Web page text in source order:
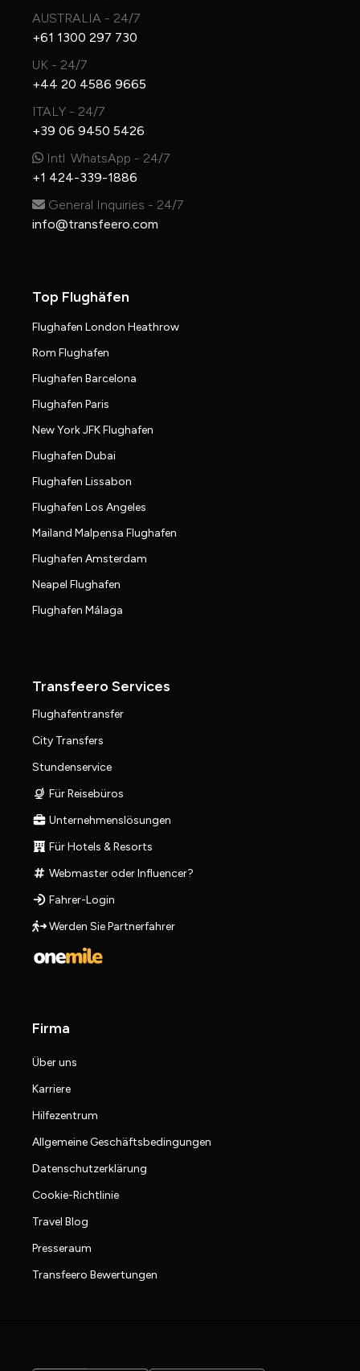
AUSTRALIA - 24/7
+61 1300 297 730
UK - 24/7
+44 20 4586 9665
ITALY - 24/7
+39 06 9450 5426
Intl. WhatsApp - 24/7
+1 424-339-1886
General Inquiries - 24/7
info@transfeero.com
Top Flughäfen
Flughafen London Heathrow
Rom Flughafen
Flughafen Barcelona
Flughafen Paris
New York JFK Flughafen
Flughafen Dubai
Flughafen Lissabon
Flughafen Los Angeles
Mailand Malpensa Flughafen
Flughafen Amsterdam
Neapel Flughafen
Flughafen Málaga
Transfeero Services
Flughafentransfer
City Transfers
Stundenservice
Für Reisebüros
Unternehmenslösungen
Für Hotels & Resorts
Webmaster oder Influencer?
Fahrer-Login
Werden Sie Partnerfahrer
Firma
Über uns
Karriere
Hilfezentrum
Allgemeine Geschäftsbedingungen
Datenschutzerklärung
Cookie-Richtlinie
Travel Blog
Presseraum
Transfeero Bewertungen